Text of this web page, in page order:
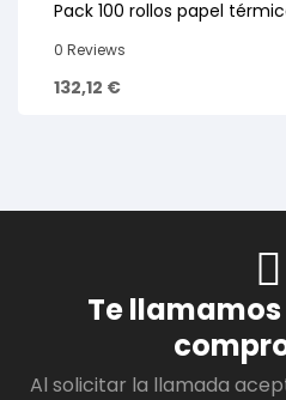
Pack 100 rollos papel
0 Reviews
132,12 €
Te
Al solicitar la llamada